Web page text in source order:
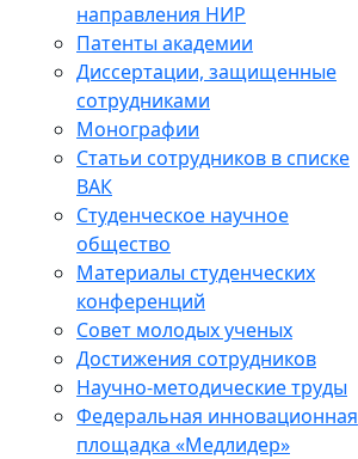
направления НИР
Патенты академии
Диссертации, защищенные
сотрудниками
Монографии
Статьи сотрудников в списке
ВАК
Студенческое научное
общество
Материалы студенческих
конференций
Совет молодых ученых
Достижения сотрудников
Научно-методические труды
Федеральная инновационная
площадка «Медлидер»